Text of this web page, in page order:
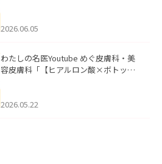
2026.06.05
わたしの名医Youtube めぐ皮膚科・美
容皮膚科「【ヒアルロン酸×ボトック
た。
2026.05.22